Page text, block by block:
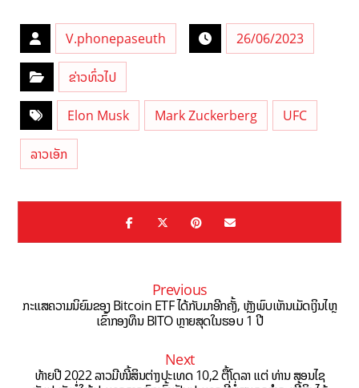
V.phonepaseuth 26/06/2023
ຂ່າວທົ່ວໄປ
Elon Musk Mark Zuckerberg UFC
ລາວເອັກ
Previous
ກະແສຄວາມນິຍົມຂອງ Bitcoin ETF ໄດ້ກັບມາອີກຄັ້ງ, ຫຼັງພົບເຫັນເມັດເງິນໄຫຼ
ເຂົ້າກອງທຶນ BITO ຫຼາຍສຸດໃນຮອບ 1 ປີ
Next
ທ້າຍປີ 2022 ລາວມີໜີ້ສິນຕ່າງປະເທດ 10,2 ຕື້ໂດລາ ແຕ່ ທ່ານ ສອນໄຊ